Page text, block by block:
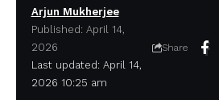
Last updated: April 14,
2026 10:25 am
Arjun Mukherjee
Published: April 14,
2026
Share